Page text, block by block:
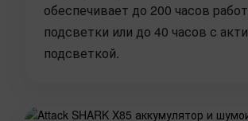
обеспечивает до 200 часов
подсветки или до 40 часов с
подсветкой.